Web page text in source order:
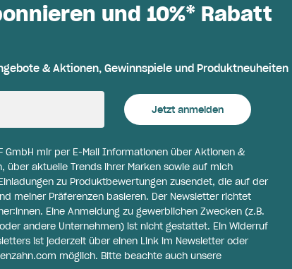
und 10%* Rabatt
& Aktionen, Gewinnspiele und Produktneuheiten
Jetzt anmelden
GmbH mir per E-Mail Informationen über Aktionen &
über aktuelle Trends ihrer Marken sowie auf mich
zu Produktbewertungen zusendet, die auf der
meiner Präferenzen basieren. Der Newsletter richtet
Eine Anmeldung zu gewerblichen Zwecken (z.B.
andere Unternehmen) ist nicht gestattet. Ein Widerruf
ist jederzeit über einen Link im Newsletter oder
möglich. Bitte beachte auch unsere